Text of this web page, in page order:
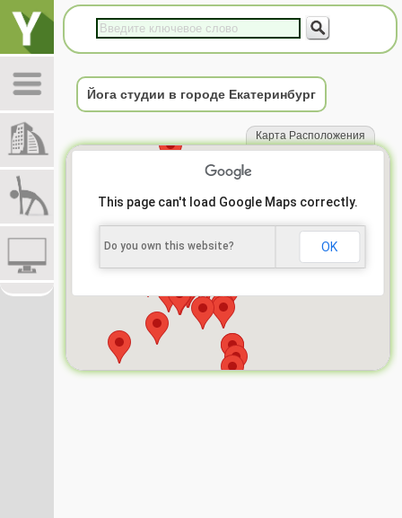
Йога студии в городе Екатеринбург
Карта Расположения
This page can't load Google Maps correctly.
Do you own this website? OK